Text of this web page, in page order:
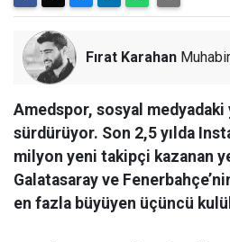
Fırat Karahan Muhabir
Amedspor, sosyal
sürdürüyor. Son 2,5 yılda
milyon yeni takipçi kazanan
Galatasaray ve
en fazla büyüyen üçüncü